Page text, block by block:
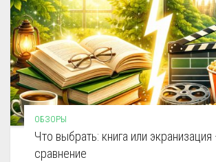
ОБЗОРЫ
Что выбрать: книга или
сравнение